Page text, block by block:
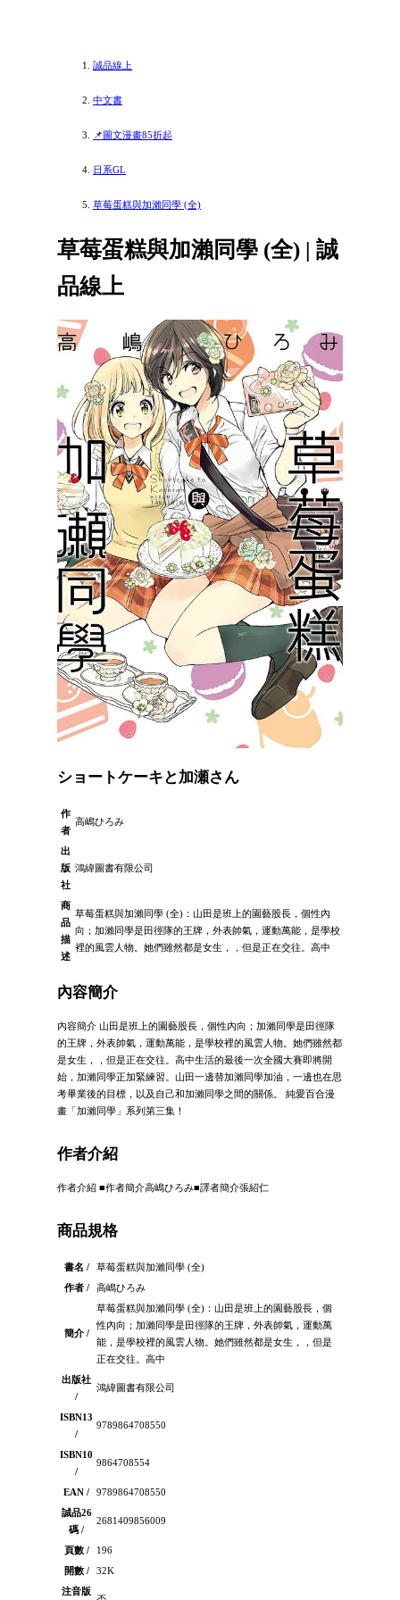
誠品線上
中文書
📌圖文漫畫85折起
日系GL
草莓蛋糕與加瀨同學 (全)
草莓蛋糕與加瀨同學 (全) | 誠
品線上
ショートケーキと加瀬さん
作
者
高嶋ひろみ
出
版
社
鴻緯圖書有限公司
商
品
描
述
草莓蛋糕與加瀨同學 (全)：山田是班上的園藝股長，個性內
向；加瀨同學是田徑隊的王牌，外表帥氣，運動萬能，是學校
裡的風雲人物。她們雖然都是女生，，但是正在交往。高中
內容簡介
內容簡介 山田是班上的園藝股長，個性內向；加瀨同學是田徑隊
的王牌，外表帥氣，運動萬能，是學校裡的風雲人物。她們雖然都
是女生，，但是正在交往。高中生活的最後一次全國大賽即將開
始，加瀨同學正加緊練習。山田一邊替加瀨同學加油，一邊也在思
考畢業後的目標，以及自己和加瀨同學之間的關係。 純愛百合漫
畫「加瀨同學」系列第三集！
作者介紹
作者介紹 ■作者簡介高嶋ひろみ■譯者簡介張紹仁
商品規格
書名 /
草莓蛋糕與加瀨同學 (全)
作者 /
高嶋ひろみ
簡介 /
草莓蛋糕與加瀨同學 (全)：山田是班上的園藝股長，個
性內向；加瀨同學是田徑隊的王牌，外表帥氣，運動萬
能，是學校裡的風雲人物。她們雖然都是女生，，但是
正在交往。高中
出版社
/
鴻緯圖書有限公司
ISBN13
/
9789864708550
ISBN10
/
9864708554
EAN /
9789864708550
誠品26
碼 /
2681409856009
頁數 /
196
開數 /
32K
注音版